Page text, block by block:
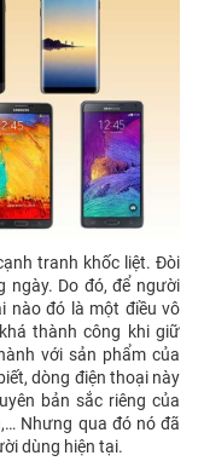
tranh khốc liệt. Đòi
ngày. Do đó, để người
nào đó là một điều vô
thành công khi giữ
với sản phẩm của
dòng điện thoại này
bản sắc riêng của
Nhưng qua đó nó đã
dùng hiện tại.